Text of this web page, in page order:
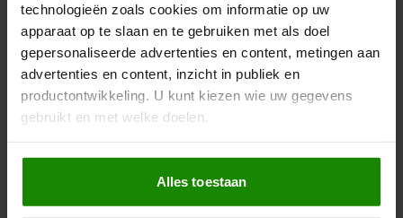
technologieën zoals cookies om informatie op uw
apparaat op te slaan en te gebruiken met als doel
gepersonaliseerde advertenties en content, metingen aan
advertenties en content, inzicht in publiek en
productontwikkeling. U kunt kiezen wie uw gegevens
gebruikt en met welke doelen.
Als u het toestaat, willen we ook graag:
Informatie verzamelen over uw geografische
locatie, die tot een paar meter nauwkeurig kan zijn
Alles toestaan